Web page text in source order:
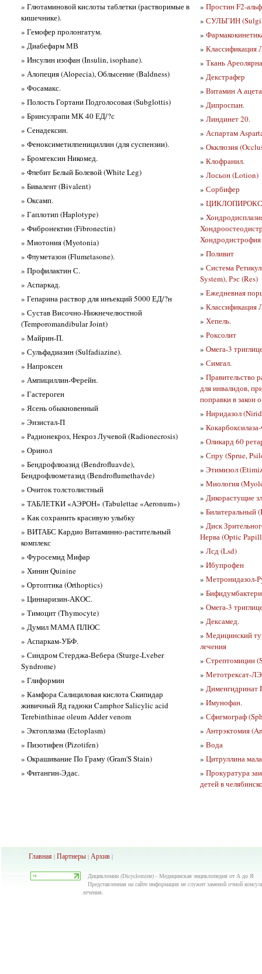
» Глютаминовой кислоты таблетки (растворимые в
кишечнике).
» Гемофер пролонгатум.
» Диабефарм МВ
» Инсулин изофан (Insulin, isophane).
» Алопеция (Alopecia), Облысение (Baldness)
» Фосамакс.
» Полость Гортани Подголосовая (Subglottis)
» Бринсулрапи МК 40 ЕД/?с
» Сенадексин.
» Феноксиметилпенициллин (для суспензии).
» Бромгексин Никомед.
» Флебит Белый Болевой (White Leg)
» Бивалент (Bivalent)
» Оксамп.
» Гаплотип (Haplotype)
» Фибронектин (Fibronectin)
» Миотония (Myotonia)
» Флуметазон (Flumetasone).
» Профилактин С.
» Аспаркад.
» Гепарина раствор для инъекций 5000 ЕД/?н
» Сустав Височно-Нижнечелюстной
(Temporomandibular Joint)
» Майрин-П.
» Сульфадиазин (Sulfadiazine).
» Напроксен
» Ампициллин-Ферейн.
» Гастероген
» Ясень обыкновенный
» Энзистал-П
» Радионекроз, Некроз Лучевой (Radionecrosis)
» Оринол
» Бендрофлюазид (Bendrofluavde),
Бендрофлюметазид (Bendroflumethavde)
» Очиток толстолистный
» ТАБЛЕТКИ «АЭРОН» (Tabulettae «Aeronum»)
» Как сохранить красивую улыбку
» ВИТАБС Кардио Витаминно-растительный
комплекс
» Фуросемид Мифар
» Хинин Quinine
» Ортоптика (Orthoptics)
» Циннаризин-АКОС.
» Тимоцит (Thymocyte)
» Думил МАМА ПЛЮС
» Аспаркам-УБФ.
» Синдром Стерджа-Вебера (Sturge-Lveber
Syndrome)
» Глиформин
» Камфора Салициловая кислота Скипидар
живичный Яд гадюки Camphor Salicylic acid
Terebinthinae oleum Adder venom
» Эктоплазма (Ectoplasm)
» Пизотифен (Pizotifen)
» Окрашивание По Граму (Gram'S Stain)
» Фитангин-Эдас.
» Простин F2-
» СУЛЬГИН
»
» Классификация
» Ткань
» Декстрафер
» Витамин A
» Дипроспан.
» Линдинет 20.
» Аспартам
» Окклюзия
» Клофранил.
» Лосьон (Lotion)
» Сорбифер
» ЦИКЛОПИРОКС
»
» Поливит
» Система
System), Рэс (Res)
» Ежедневная
» Классификация
» Хепель.
» Роксолит
» Омега-3
» Симгал.
» Правительство
для инвалидов,
поправки в закон
» Ниридазол
»
» Оликард 60
» Спру (Sprue,
» Этимизол
» Миология
» Дикорастущие
» Билатеральный
» Диск
Нерва (Optic
» Лсд (Lsd)
» Ибупрофен
» Метронидазол-
»
» Омега-3
» Дексамед.
» Медицинский
лечения
» Стрептомицин
» Метотрексат-
» Дименгидринат
» Имунофан.
» Сфигмограф
» Антрэктомия
» Вода
» Цитруллина
» Прокуратура
детей в
Главная | Партнеры | Архив |
Дицикломин (Dicyclomiпе) - Медицинская энциклопедия от А до Я
Представленная на сайте информация не служит заменой очной
лечения.